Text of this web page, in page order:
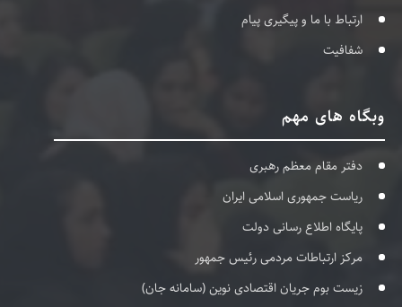
ارتباط با ما و پیگیری پیام
شفافیت
وبگاه های مهم
دفتر مقام معظم رهبری
ریاست جمهوری اسلامی ایران
پایگاه اطلاع رسانی دولت
مرکز ارتباطات مردمی رئیس جمهور
زیست بوم جریان اقتصادی نوین (سامانه جان)